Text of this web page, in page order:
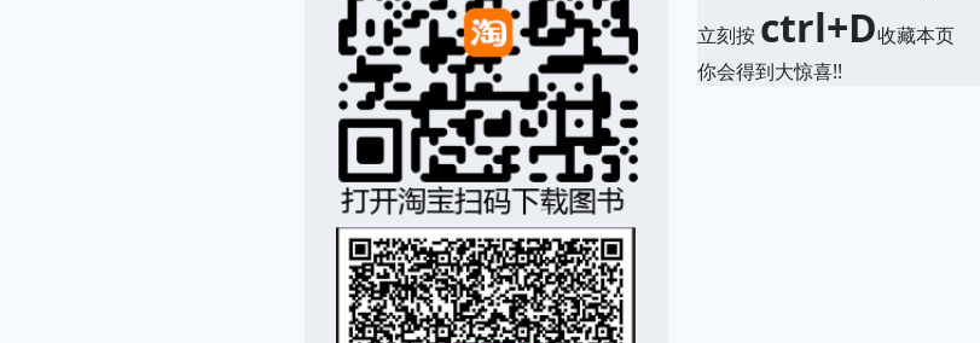
立刻按 ctrl+D收藏本页
你会得到大惊喜!!